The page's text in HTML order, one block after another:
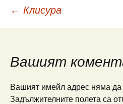
Навигация
← Клисура
Вашият
Вашият имейл адрес няма да
Задължителните полета са